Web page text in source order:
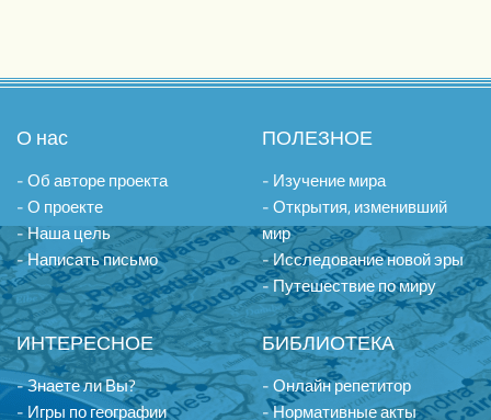
О нас
- Об авторе проекта
- О проекте
- Наша цель
- Написать письмо
ПОЛЕЗНОЕ
- Изучение мира
- Открытия, изменивший
мир
- Исследование новой эры
- Путешествие по миру
ИНТЕРЕСНОЕ
- Знаете ли Вы?
- Игры по географии
БИБЛИОТЕКА
- Онлайн репетитор
- Нормативные акты